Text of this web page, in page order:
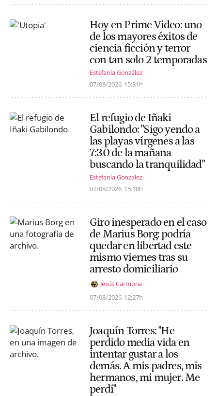
Hoy en Prime Video: uno
de los mayores éxitos de
ciencia ficción y terror
con tan solo 2 temporadas
Estefanía González
07/08/2026 15:31h
El refugio de Iñaki
Gabilondo: "Sigo yendo a
las playas vírgenes a las
7:30 de la mañana
buscando la tranquilidad"
Estefanía González
07/08/2026 15:18h
Giro inesperado en el caso
de Marius Borg: podría
quedar en libertad este
mismo viernes tras su
arresto domiciliario
Jesús Carmona
07/08/2026 12:27h
Joaquín Torres: "He
perdido media vida en
intentar gustar a los
demás. A mis padres, mis
hermanos, mi mujer. Me
perdí"